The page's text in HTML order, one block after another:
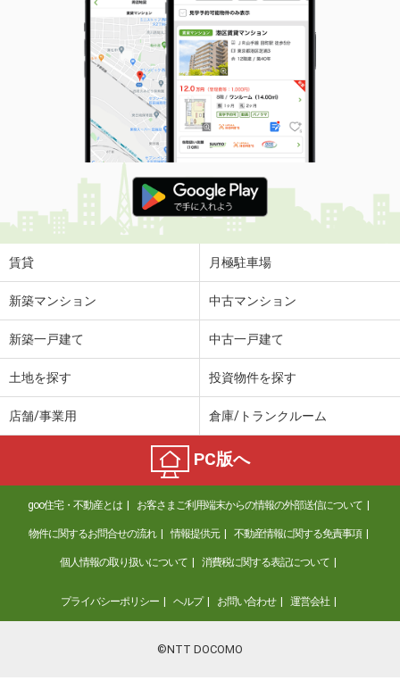
賃貸 月極駐車場
新築マンション 中古マンション
新築一戸建て 中古一戸建て
土地を探す 投資物件を探す
店舗/事業用 倉庫/トランクルーム
PC版へ
goo住宅・不動産とは お客さまご利用端末からの情報の外部送信について
物件に関するお問合せの流れ 情報提供元 不動産情報に関する免責事項
個人情報の取り扱いについて 消費税に関する表記について
プライバシーポリシー ヘルプ お問い合わせ 運営会社
©NTT DOCOMO